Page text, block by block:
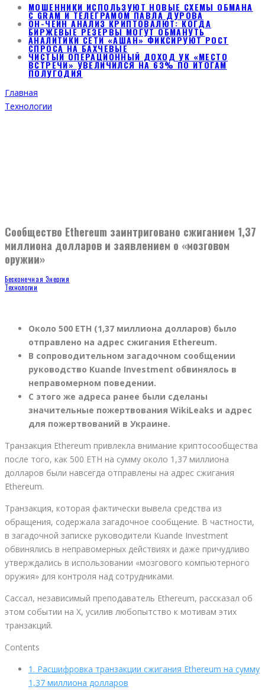
МОШЕННИКИ ИСПОЛЬЗУЮТ НОВЫЕ СХЕМЫ ОБМАНА
С GRAM И ТЕЛЕГРАМОМ ПАВЛА ДУРОВА
ОН-ЧЕЙН АНАЛИЗ КРИПТОВАЛЮТ: КОГДА
БИРЖЕВЫЕ РЕЗЕРВЫ МОГУТ ОБМАНУТЬ
АНАЛИТИКИ СЕТИ «АШАН» ФИКСИРУЮТ РОСТ
СПРОСА НА БАХЧЕВЫЕ
ЧИСТЫЙ ОПЕРАЦИОННЫЙ ДОХОД УК «МЕСТО
ВСТРЕЧИ» УВЕЛИЧИЛСЯ НА 63% ПО ИТОГАМ
ПОЛУГОДИЯ
Главная
Технологии
Сообщество Ethereum заинтриговано сжиганием 1,37
миллиона долларов и заявлением о «мозговом
оружии»
Бесконечная Энергия
Технологии
Около 500 ETH (1,37 миллиона долларов) было
отправлено на адрес сжигания Ethereum.
В сопроводительном загадочном сообщении
руководство Kuande Investment обвинялось в
неправомерном поведении.
С этого же адреса ранее были сделаны
значительные пожертвования WikiLeaks и адрес
для пожертвований в Украине.
Транзакция Ethereum привлекла внимание криптосообщества
после того, как 500 ETH на сумму около 1,37 миллиона
долларов были навсегда отправлены на адрес сжигания
Ethereum.
Транзакция, которая фактически вывела средства из
обращения, содержала загадочное сообщение. В частности,
в загадочной записке руководители Kuande Investment
обвинялись в неправомерных действиях и даже причудливо
утверждались в использовании «мозгового компьютерного
оружия» для контроля над сотрудниками.
Сассал, независимый преподаватель Ethereum, рассказал об
этом событии на X, усилив любопытство к мотивам этих
транзакций.
Contents
1. Расшифровка транзакции сжигания Ethereum на сумму
1,37 миллиона долларов